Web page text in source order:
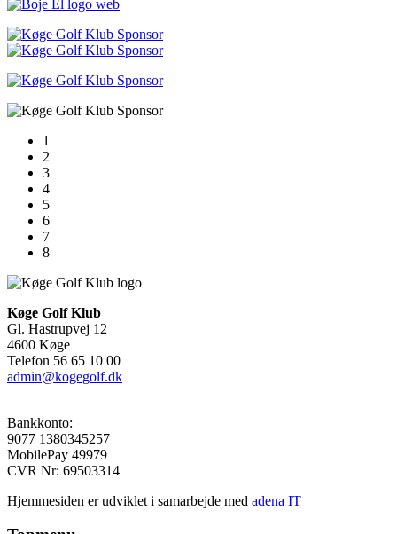
1
2
3
4
5
6
7
8
Køge Golf Klub
Gl. Hastrupvej 12
4600 Køge
Telefon 56 65 10 00
admin@kogegolf.dk
Bankkonto:
9077 1380345257
MobilePay 49979
CVR Nr: 69503314
Hjemmesiden er udviklet i samarbejde med adena IT